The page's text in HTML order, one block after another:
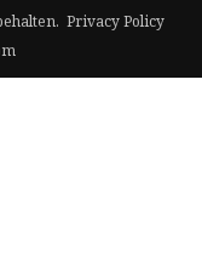
Privacy Policy